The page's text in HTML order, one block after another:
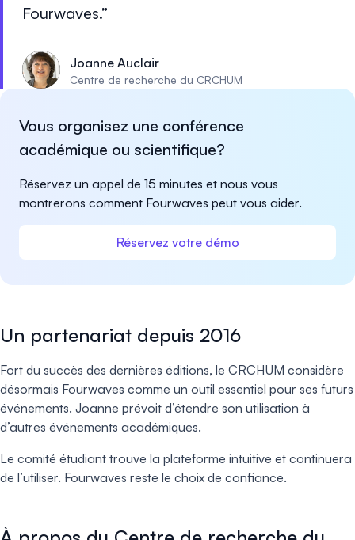
Fourwaves.
Joanne Auclair
Centre de recherche du CRCHUM
Vous organisez une conférence
académique ou scientifique?
Réservez un appel de 15 minutes et nous vous
montrerons comment Fourwaves peut vous aider.
Réservez votre démo
Un partenariat depuis 2016
Fort du succès des dernières éditions, le CRCHUM considère
désormais Fourwaves comme un outil essentiel pour ses futurs
événements. Joanne prévoit d’étendre son utilisation à
d’autres événements académiques.
Le comité étudiant trouve la plateforme intuitive et continuera
de l’utiliser. Fourwaves reste le choix de confiance.